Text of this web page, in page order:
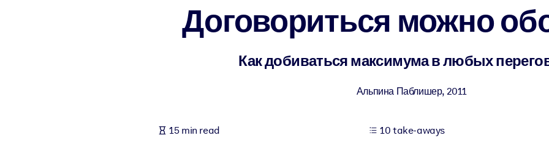
Fuel your AI systems with reliable, structured knowledge to improve outputs.
Договориться можно
Как добиваться максимума в любых
Альпина Паблишер, 2011
15 min read 10 take-aways